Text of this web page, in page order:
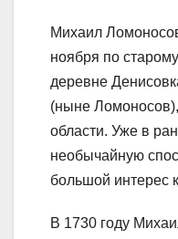
Михаил
ноября по
деревне
(ныне
области. Уже в
необычайную
большой интерес
В 1730 году